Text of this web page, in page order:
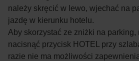
należy skręcić w lewo, wjechać na
jazdę w kierunku hotelu.
Aby skorzystać ze zniżki na
nacisnąć przycisk HOTEL przy
razie nie ma możliwości